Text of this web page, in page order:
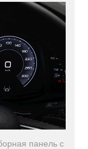
панель с